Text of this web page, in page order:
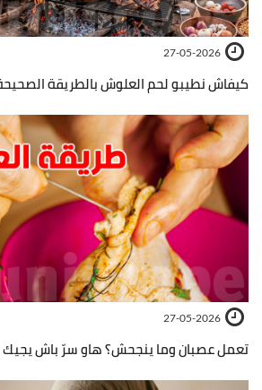
27-05-2026
كيفاش نطيبو لحم العلوش بالطريقة
27-05-2026
تعمل عصبان وما ينجحش؟ هاو سرّ باش يجيك